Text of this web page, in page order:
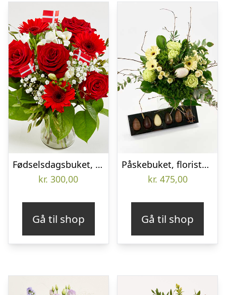
Fødselsdagsbuket, høj og luftig – Send blomster med Bloomit
kr. 300,00
Gå til shop
Påskebuket, floristens valg med påskeæg – Send blomster med Bloomit
kr. 475,00
Gå til shop